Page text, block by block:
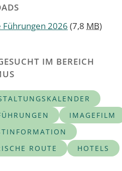
Führungen 2026 (7,8 MB)
IM BEREICH
IMAGEFILM
ROUTE
HOTELS